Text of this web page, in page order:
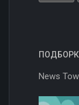
News